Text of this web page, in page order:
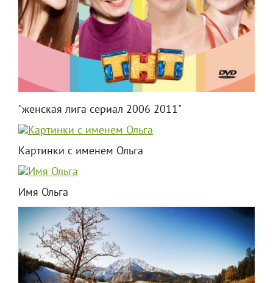
"женская лига сериал 2006 2011"
Картинки с именем Ольга
Имя Ольга